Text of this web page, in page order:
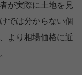
が実際に土地を見
では分からない個
より相場価格に近